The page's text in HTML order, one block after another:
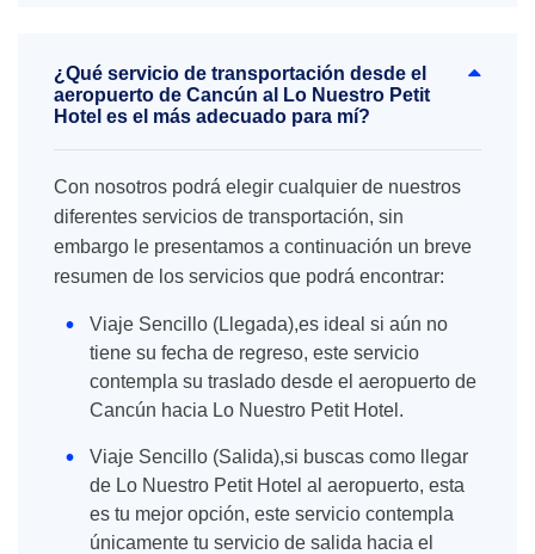
¿Qué servicio de transportación desde el
aeropuerto de Cancún al Lo Nuestro Petit
Hotel es el más adecuado para mí?
Con nosotros podrá elegir cualquier de nuestros
diferentes servicios de transportación, sin
embargo le presentamos a continuación un breve
resumen de los servicios que podrá encontrar:
Viaje Sencillo (Llegada),es ideal si aún no
tiene su fecha de regreso, este servicio
contempla su traslado desde el aeropuerto de
Cancún hacia Lo Nuestro Petit Hotel.
Viaje Sencillo (Salida),si buscas como llegar
de Lo Nuestro Petit Hotel al aeropuerto, esta
es tu mejor opción, este servicio contempla
únicamente tu servicio de salida hacia el